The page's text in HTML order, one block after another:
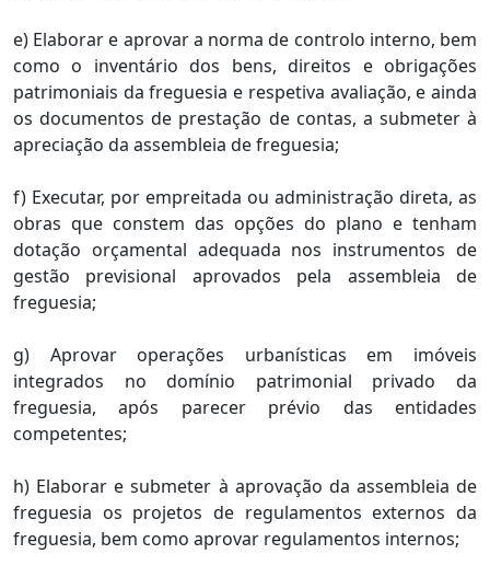
e) Elaborar e aprovar a norma de controlo interno, bem
como o inventário dos bens, direitos e obrigações
patrimoniais da freguesia e respetiva avaliação, e ainda
os documentos de prestação de contas, a submeter à
apreciação da assembleia de freguesia;
f) Executar, por empreitada ou administração direta, as
obras que constem das opções do plano e tenham
dotação orçamental adequada nos instrumentos de
gestão previsional aprovados pela assembleia de
freguesia;
g) Aprovar operações urbanísticas em imóveis
integrados no domínio patrimonial privado da
freguesia, após parecer prévio das entidades
competentes;
h) Elaborar e submeter à aprovação da assembleia de
freguesia os projetos de regulamentos externos da
freguesia, bem como aprovar regulamentos internos;